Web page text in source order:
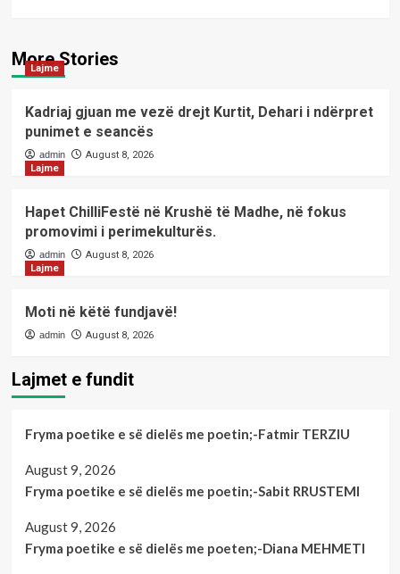
More Stories
Lajme
Kadriaj gjuan me vezë drejt Kurtit, Dehari i ndërpret
punimet e seancës
admin
August 8, 2026
Lajme
Hapet ChilliFestë në Krushë të Madhe, në fokus
promovimi i perimekulturës.
admin
August 8, 2026
Lajme
Moti në këtë fundjavë!
admin August 8, 2026
Lajmet e fundit
Fryma poetike e së dielës me poetin;-Fatmir TERZIU
August 9, 2026
Fryma poetike e së dielës me poetin;-Sabit RRUSTEMI
August 9, 2026
Fryma poetike e së dielës me poeten;-Diana MEHMETI